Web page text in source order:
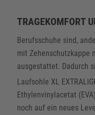
TRAGEKOMFORT
Berufsschuhe sind,
mit Zehenschutzkappe
ausgestattet. Dadurch
Laufsohle XL
Ethylenvinylacetat
noch auf ein neues